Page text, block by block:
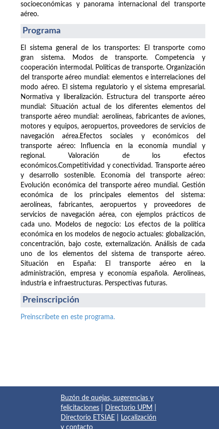
socioeconómicas y panorama internacional del transporte
aéreo.
Programa
El sistema general de los transportes: El transporte como
gran sistema. Modos de transporte. Competencia y
cooperación intermodal. Políticas de transporte. Organización
del transporte aéreo mundial: elementos e interrelaciones del
modo aéreo. El sistema regulatorio y el sistema empresarial.
Normativa y liberalización. Estructura del transporte aéreo
mundial: Situación actual de los diferentes elementos del
transporte aéreo mundial: aerolíneas, fabricantes de aviones,
motores y equipos, aeropuertos, proveedores de servicios de
navegación aérea.Efectos sociales y económicos del
transporte aéreo: Influencia en la economía mundial y
regional. Valoración de los efectos
económicos.Competitividad y conectividad. Transporte aéreo
y desarrollo sostenible. Economía del transporte aéreo:
Evolución económica del transporte aéreo mundial. Gestión
económica de los principales elementos del sistema:
aerolíneas, fabricantes, aeropuertos y proveedores de
servicios de navegación aérea, con ejemplos prácticos de
cada uno. Modelos de negocio: Los efectos de la política
económica en los modelos de negocio actuales: globalización,
concentración, bajo coste, externalización. Análisis de cada
uno de los elementos del sistema de transporte aéreo.
Situación en España: El transporte aéreo en la
administración, empresa y economía española. Aerolíneas,
industria e infraestructuras. Perspectivas futuras.
Preinscripción
Preinscríbete en este programa.
Buzón de quejas, sugerencias y
felicitaciones
Directorio UPM
Directorio ETSIAE
Localización
y contacto